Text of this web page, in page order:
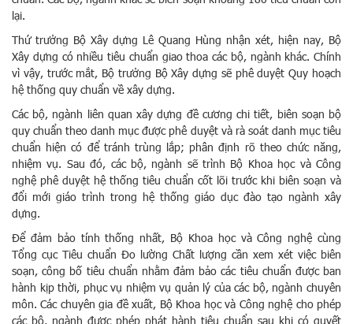
lại.
Thứ trưởng Bộ Xây dựng Lê Quang Hùng nhận xét, hiện nay, Bộ
Xây dựng có nhiều tiêu chuẩn giao thoa các bộ, ngành khác. Chính
vì vậy, trước mắt, Bộ trưởng Bộ Xây dựng sẽ phê duyệt Quy hoạch
hệ thống quy chuẩn về xây dựng.
Các bộ, ngành liên quan xây dựng đề cương chi tiết, biên soạn bộ
quy chuẩn theo danh mục được phê duyệt và rà soát danh mục tiêu
chuẩn hiện có để tránh trùng lắp; phân định rõ theo chức năng,
nhiệm vụ. Sau đó, các bộ, ngành sẽ trình Bộ Khoa học và Công
nghệ phê duyệt hệ thống tiêu chuẩn cốt lõi trước khi biên soạn và
đổi mới giáo trình trong hệ thống giáo dục đào tạo ngành xây
dựng.
Để đảm bảo tính thống nhất, Bộ Khoa học và Công nghệ cùng
Tổng cục Tiêu chuẩn Đo lường Chất lượng cần xem xét việc biên
soạn, công bố tiêu chuẩn nhằm đảm bảo các tiêu chuẩn được ban
hành kịp thời, phục vụ nhiệm vụ quản lý của các bộ, ngành chuyên
môn. Các chuyên gia đề xuất, Bộ Khoa học và Công nghệ cho phép
các bộ, ngành được phép phát hành tiêu chuẩn sau khi có quyết